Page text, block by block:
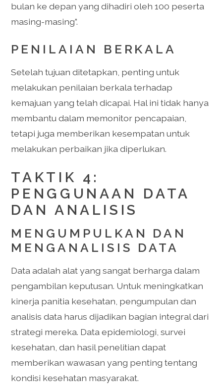
bulan ke depan yang dihadiri oleh 100 peserta
masing-masing”.
PENILAIAN BERKALA
Setelah tujuan ditetapkan, penting untuk
melakukan penilaian berkala terhadap
kemajuan yang telah dicapai. Hal ini tidak hanya
membantu dalam memonitor pencapaian,
tetapi juga memberikan kesempatan untuk
melakukan perbaikan jika diperlukan.
TAKTIK 4:
PENGGUNAAN DATA
DAN ANALISIS
MENGUMPULKAN DAN
MENGANALISIS DATA
Data adalah alat yang sangat berharga dalam
pengambilan keputusan. Untuk meningkatkan
kinerja panitia kesehatan, pengumpulan dan
analisis data harus dijadikan bagian integral dari
strategi mereka. Data epidemiologi, survei
kesehatan, dan hasil penelitian dapat
memberikan wawasan yang penting tentang
kondisi kesehatan masyarakat.